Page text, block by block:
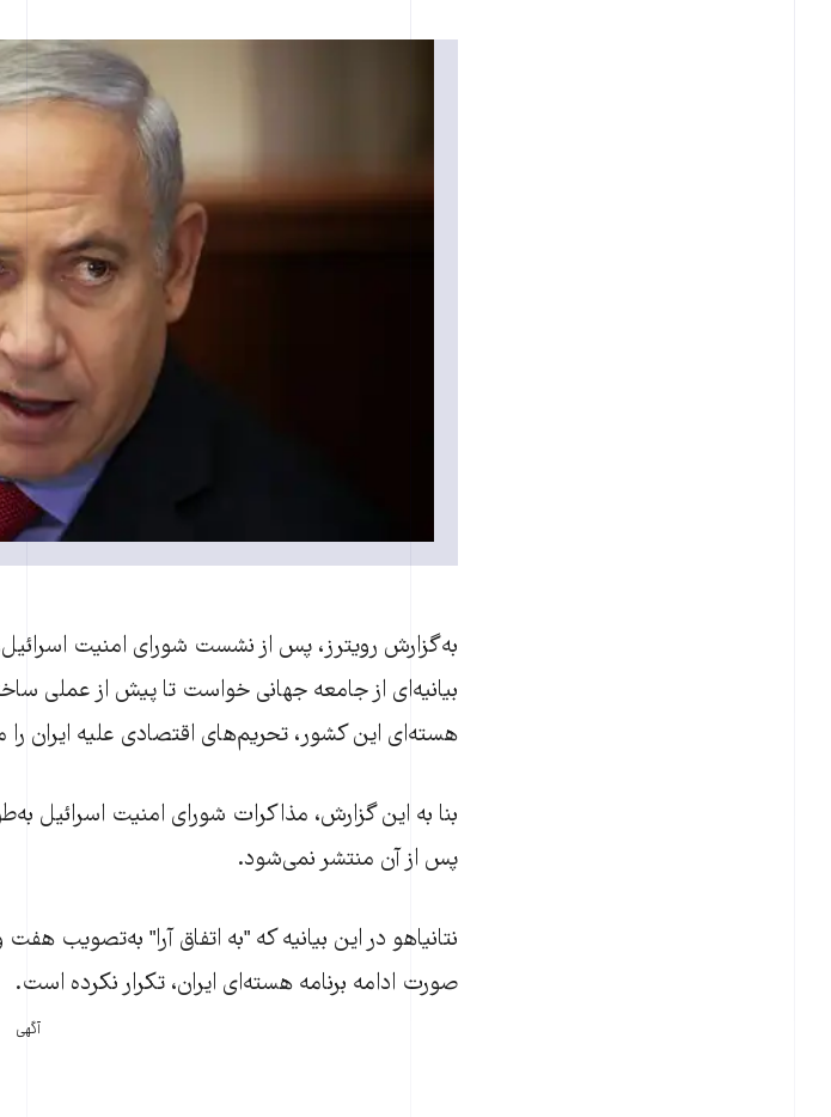
به‌گزارش رويترز، پس از نشست شورای امنيت
بيانيه‌ای از جامعه جهانی خواست تا پيش از عملی
هسته‌ای اين کشور، تحريم‌های اقتصادی عليه ايران را
بنا به اين گزارش، مذاکرات شورای امنيت اسرائيل
پس از آن منتشر نمی‌شود.
نتانياهو در اين بيانيه که "به اتفاق آرا" به‌تصويب
صورت ادامه برنامه هسته‌ای ايران، تکرار نکرده است.
آگهی